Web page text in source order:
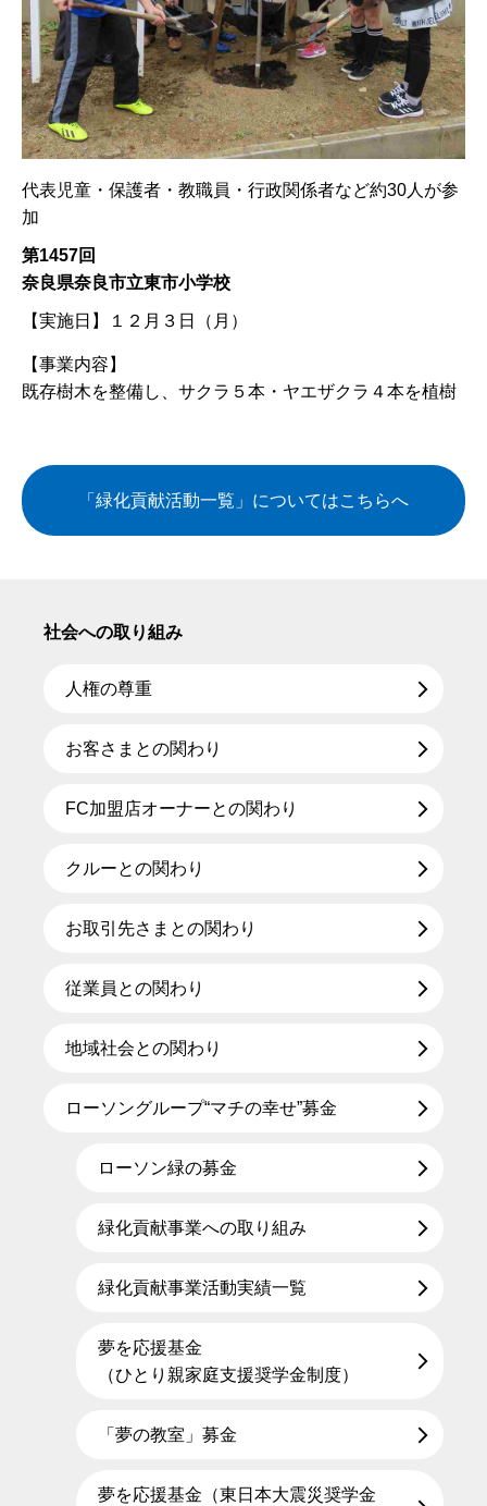
代表児童・保護者・教職員・行政関係者など約30人が参
加
第1457回
奈良県奈良市立東市小学校
【実施日】 １２月３日（月）
【事業内容】
既存樹木を整備し、サクラ５本・ヤエザクラ４本を植樹
「緑化貢献活動一覧」についてはこちらへ
社会への取り組み
人権の尊重
お客さまとの関わり
FC加盟店オーナーとの関わり
クルーとの関わり
お取引先さまとの関わり
従業員との関わり
地域社会との関わり
ローソングループ“マチの幸せ”募金
ローソン緑の募金
緑化貢献事業への取り組み
緑化貢献事業活動実績一覧
夢を応援基金
（ひとり親家庭支援奨学金制度）
「夢の教室」募金
夢を応援基金（東日本大震災奨学金